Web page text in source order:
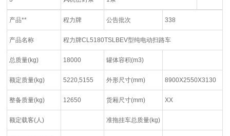
产品** 程力牌 公告批次 338
产品名称 程力牌CL5180TSLBEV型纯电动扫路车
总质量(kg) 18000 罐体容积(m3)
额定质量(kg) 5220,5155 外形尺寸(mm) 8900X2550X3130
整备质量(kg) 12650 货厢尺寸(mm) XX
额定载客(人) 准拖挂车总质量(kg)